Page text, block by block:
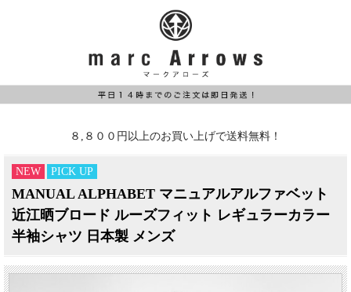
８,８００円以上のお買い上げで送料無料！
NEW PICK UP
MANUAL ALPHABET マニュアルアルファベット
近江晒ブロード ルーズフィット レギュラーカラー
半袖シャツ 日本製 メンズ